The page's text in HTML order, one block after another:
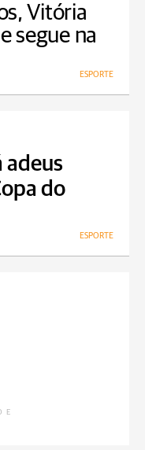
Vitória
segue na
ESPORTE
adeus
do
ESPORTE